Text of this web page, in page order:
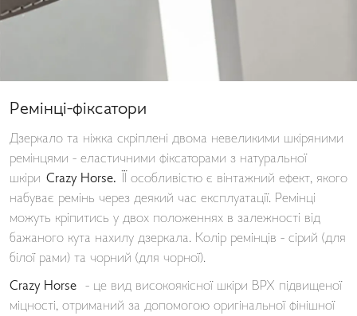
Ремінці-фіксатори
Дзеркало та ніжка скріплені двома невеликими шкіряними
ремінцями - еластичними фіксаторами з натуральної
шкіри Crazy Horse. ЇЇ особливістю є вінтажний ефект, якого
набуває ремінь через деякий час експлуатації. Ремінці
можуть кріпитись у двох положеннях в залежності від
бажаного кута нахилу дзеркала. Колір ремінців - сірий (для
білої рами) та чорний (для чорної).
Crazy Horse - це вид високоякісної шкіри ВРХ підвищеної
міцності, отриманий за допомогою оригінальної фінішної